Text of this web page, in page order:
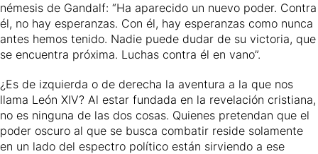
némesis de Gandalf: “Ha aparecido un nuevo poder. Contra
él, no hay esperanzas. Con él, hay esperanzas como nunca
antes hemos tenido. Nadie puede dudar de su victoria, que
se encuentra próxima. Luchas contra él en vano”.
¿Es de izquierda o de derecha la aventura a la que nos
llama León XIV? Al estar fundada en la revelación cristiana,
no es ninguna de las dos cosas. Quienes pretendan que el
poder oscuro al que se busca combatir reside solamente
en un lado del espectro político están sirviendo a ese